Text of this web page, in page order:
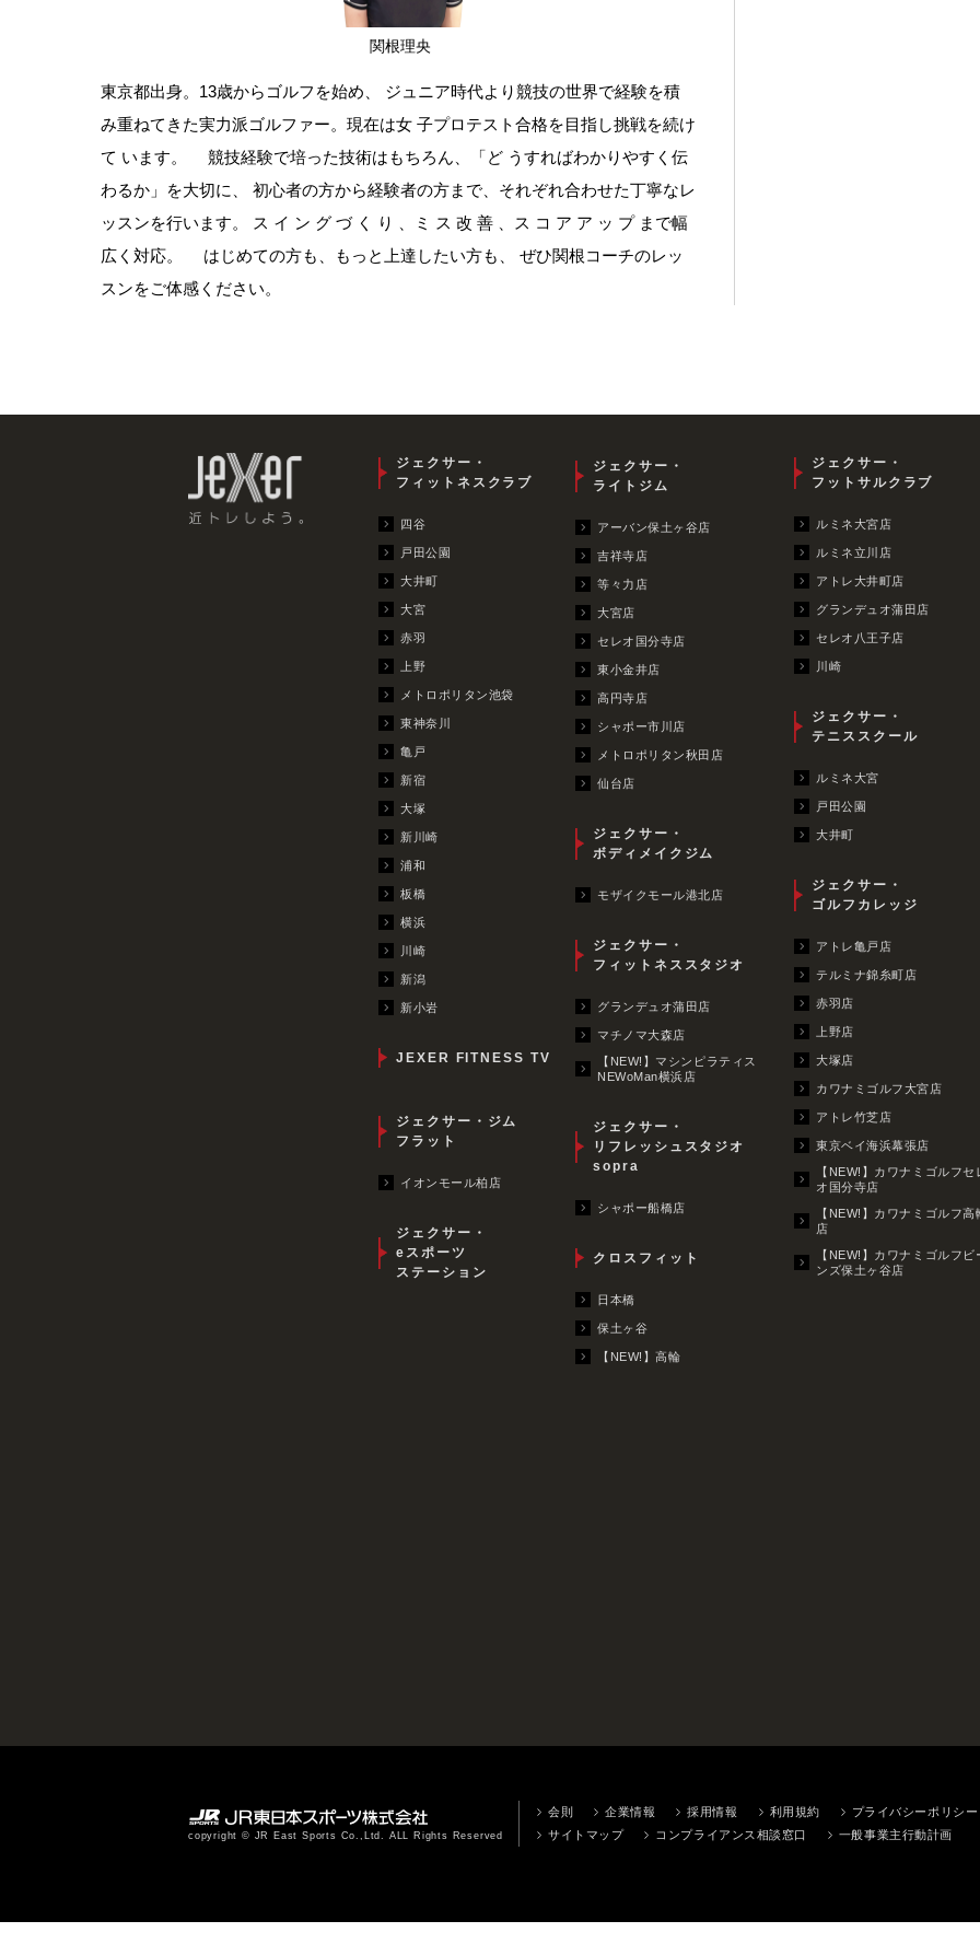
関根理央
東京都出身。13歳からゴルフを始め、 ジュニア時代より競技の世界で経験を積
み重ねてきた実力派ゴルファー。現在は女 子プロテスト合格を目指し挑戦を続け
て います。 競技経験で培った技術はもちろん、「ど うすればわかりやすく伝
わるか」を大切に、 初心者の方から経験者の方まで、それぞれ合わせた丁寧なレ
ッスンを行います。 ス イ ン グ づ く り 、ミ ス 改 善 、ス コ ア ア ッ プ まで幅
広く対応。 はじめての方も、もっと上達したい方も、 ぜひ関根コーチのレッ
スンをご体感ください。
ジェクサー・
フィットネスクラブ
四谷
戸田公園
大井町
大宮
赤羽
上野
メトロポリタン池袋
東神奈川
亀戸
新宿
大塚
新川崎
浦和
板橋
横浜
川崎
新潟
新小岩
JEXER FITNESS TV
ジェクサー・ジム
フラット
イオンモール柏店
ジェクサー・
eスポーツ
ステーション
ジェクサー・
ライトジム
アーバン保土ヶ谷店
吉祥寺店
等々力店
大宮店
セレオ国分寺店
東小金井店
高円寺店
シャポー市川店
メトロポリタン秋田店
仙台店
ジェクサー・
ボディメイクジム
モザイクモール港北店
ジェクサー・
フィットネススタジオ
グランデュオ蒲田店
マチノマ大森店
【NEW!】マシンピラティス
NEWoMan横浜店
ジェクサー・
リフレッシュスタジオ
sopra
シャポー船橋店
クロスフィット
日本橋
保土ヶ谷
【NEW!】高輪
ジェクサー・
フットサルクラブ
ルミネ大宮店
ルミネ立川店
アトレ大井町店
グランデュオ蒲田店
セレオ八王子店
川崎
ジェクサー・
テニススクール
ルミネ大宮
戸田公園
大井町
ジェクサー・
ゴルフカレッジ
アトレ亀戸店
テルミナ錦糸町店
赤羽店
上野店
大塚店
カワナミゴルフ大宮店
アトレ竹芝店
東京ベイ海浜幕張店
【NEW!】カワナミゴルフセ
オ国分寺店
【NEW!】カワナミゴルフ高
店
【NEW!】カワナミゴルフビ
ンズ保土ヶ谷店
copyright © JR East Sports Co.,Ltd. ALL Rights Reserved
会則 企業情報 採用情報 利用規約
プライバシーポリシー
サイトマップ
コンプライアンス相談窓口 一般事業主行動計画